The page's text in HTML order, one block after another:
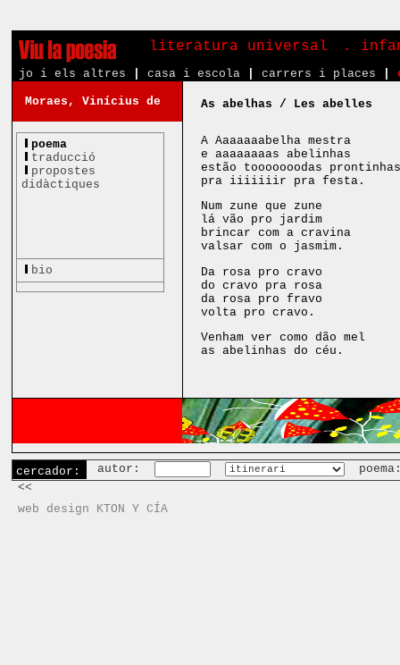
literatura universal .
jo i els altres casa i escola carrers i places
Moraes, Vinícius de
poema
traducció
propostes
didàctiques
bio
As abelhas / Les abelles
A Aaaaaaabelha mestra
e aaaaaaaas abelinhas
estão tooooooodas
pra iiiiiiir pra festa.
Num zune que zune
lá vão pro jardim
brincar com a cravina
valsar com o jasmim.
Da rosa pro cravo
do cravo pra rosa
da rosa pro fravo
volta pro cravo.
Venham ver como dão mel
as abelinhas do céu.
cercador: autor:
<<
web design KTON Y CÍA